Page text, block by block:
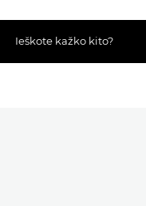
Ieškote kažko kito?